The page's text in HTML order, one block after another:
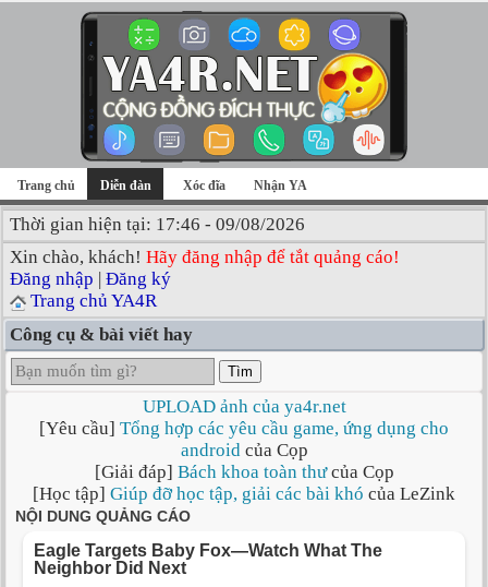
Trang chủ Diễn đàn Xóc đĩa Nhận YA
Thời gian hiện tại: 17:46 - 09/08/2026
Xin chào, khách! Hãy đăng nhập để tắt quảng cáo!
Đăng nhập | Đăng ký
Trang chủ YA4R
Công cụ & bài viết hay
Tìm
UPLOAD ảnh của ya4r.net
[Yêu cầu] Tổng hợp các yêu cầu game, ứng dụng cho
androidcủa Cọp
[Giải đáp] Bách khoa toàn thưcủa Cọp
[Học tập] Giúp đỡ học tập, giải các bài khó của LeZink